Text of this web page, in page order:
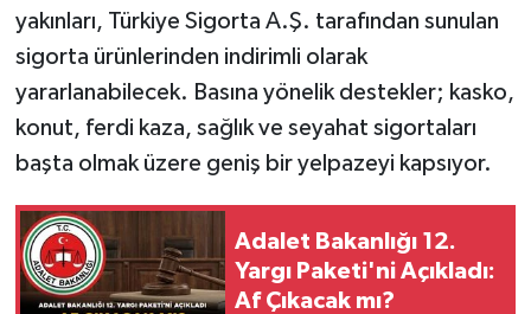
yakınları, Türkiye Sigorta A.Ş. tarafından sunulan
sigorta ürünlerinden indirimli olarak
yararlanabilecek. Basına yönelik destekler; kasko,
konut, ferdi kaza, sağlık ve seyahat sigortaları
başta olmak üzere geniş bir yelpazeyi kapsıyor.
Adalet Bakanlığı 12.
Yargı Paketi'ni Açıkladı:
Af Çıkacak mı?